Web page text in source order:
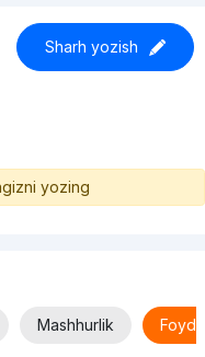
Sharh yozish
yozing
Mashhurlik